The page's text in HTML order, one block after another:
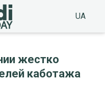
UA
жестко
каботажа